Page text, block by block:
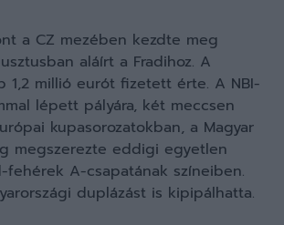
a CZ mezében kezdte meg
aláírt a Fradihoz. A
1,2 millió eurót fizetett érte. A NBI-
lépett pályára, két meccsen
kupasorozatokban, a Magyar
megszerezte eddigi egyetlen
fehérek A-csapatának színeiben.
duplázást is kipipálhatta.